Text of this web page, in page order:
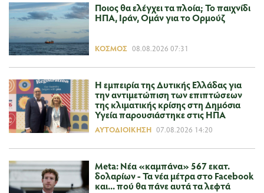
Ποιος θα ελέγχει τα πλοία; Το παιχνίδι
ΗΠΑ, Ιράν, Ομάν για το Ορμούζ
ΚΌΣΜΟΣ 08.08.2026 07:31
Η εμπειρία της Δυτικής Ελλάδας για
την αντιμετώπιση των επιπτώσεων
της κλιματικής κρίσης στη Δημόσια
Υγεία παρουσιάστηκε στις ΗΠΑ
ΑΥΤΟΔΙΟΊΚΗΣΗ 07.08.2026 14:20
Meta: Νέα «καμπάνα» 567 εκατ.
δολαρίων - Τα νέα μέτρα στο Facebook
και... πού θα πάνε αυτά τα λεφτά